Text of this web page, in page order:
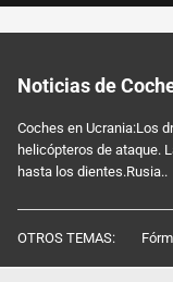
Noticias de
Coches en Ucrania:Los
helicópteros de ataque.
hasta los dientes.Rusia..
OTROS TEMAS: